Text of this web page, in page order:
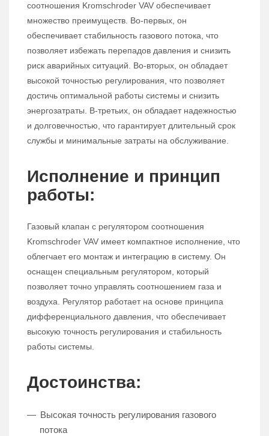
соотношения Kromschroder VAV обеспечивает
множество преимуществ. Во-первых, он
обеспечивает стабильность газового потока, что
позволяет избежать перепадов давления и снизить
риск аварийных ситуаций. Во-вторых, он обладает
высокой точностью регулирования, что позволяет
достичь оптимальной работы системы и снизить
энергозатраты. В-третьих, он обладает надежностью
и долговечностью, что гарантирует длительный срок
службы и минимальные затраты на обслуживание.
Исполнение и принцип
работы:
Газовый клапан с регулятором соотношения
Kromschroder VAV имеет компактное исполнение, что
облегчает его монтаж и интеграцию в систему. Он
оснащен специальным регулятором, который
позволяет точно управлять соотношением газа и
воздуха. Регулятор работает на основе принципа
дифференциального давления, что обеспечивает
высокую точность регулирования и стабильность
работы системы.
Достоинства:
Высокая точность регулирования газового
потока